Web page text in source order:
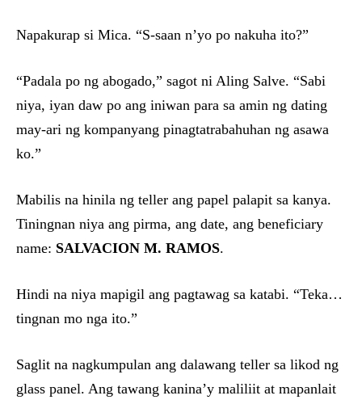
Napakurap si Mica. “S-saan n’yo po nakuha ito?”
“Padala po ng abogado,” sagot ni Aling Salve. “Sabi
niya, iyan daw po ang iniwan para sa amin ng dating
may-ari ng kompanyang pinagtatrabahuhan ng asawa
ko.”
Mabilis na hinila ng teller ang papel palapit sa kanya.
Tiningnan niya ang pirma, ang date, ang beneficiary
name: SALVACION M. RAMOS.
Hindi na niya mapigil ang pagtawag sa katabi. “Teka…
tingnan mo nga ito.”
Saglit na nagkumpulan ang dalawang teller sa likod ng
glass panel. Ang tawang kanina’y maliliit at mapanlait